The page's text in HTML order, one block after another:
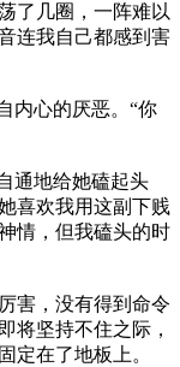
了几圈，一阵难以
连我自己都感到害
内心的厌恶。“你
通地给她磕起头
喜欢我用这副下贱
情，但我磕头的时
害，没有得到命令
将坚持不住之际，
定在了地板上。